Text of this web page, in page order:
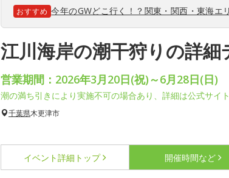
おすすめ 今年のGWどこ行く！？関東・関西・東海エ
江川海岸の潮干狩りの詳細
営業期間：2026年3月20日(祝)～6月28日(日)
潮の満ち引きにより実施不可の場合あり、詳細は公式サイ
千葉県木更津市
イベント詳細 トップ 開催時間など